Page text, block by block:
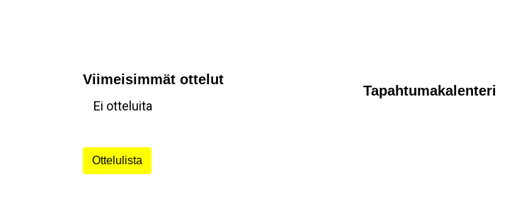
Viimeisimmät ottelut
Ei otteluita
Ottelulista
Tapahtumakalenteri